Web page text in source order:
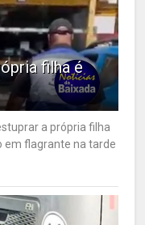
filha é
a própria filha
em flagrante na tarde